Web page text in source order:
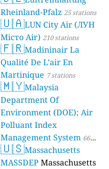
Rheinland-Pfalz 25 stations
🇺🇦LUN City Air (ЛУН
Місто Air) 210 stations
🇫🇷Madininair La
Qualité De L’air En
Martinique 7 stations
🇲🇾Malaysia
Department Of
Environment (DOE); Air
Polluant Index
Management System 66
stations
🇺🇸Massachusetts
MASSDEP Massachusetts